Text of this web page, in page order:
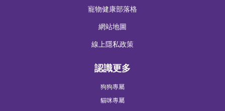
寵物健康部落格
網站地圖
線上隱私政策
認識更多
狗狗專屬
貓咪專屬